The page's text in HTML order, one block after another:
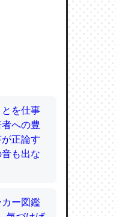
っと前
ど分かり
分はエビ